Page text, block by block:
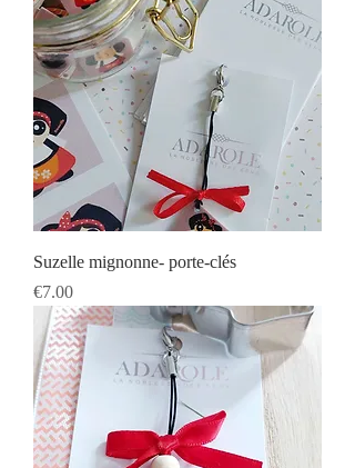
Suzelle mignonne- porte-clés
Prix
€7.00